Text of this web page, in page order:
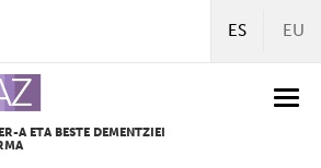
ES EU
A ETA BESTE DEMENTZIEI